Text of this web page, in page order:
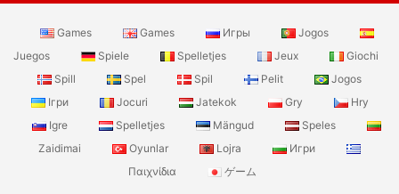
Games Games Игры
Jogos
Juegos
Spiele Spelletjes Jeux
Giochi
Spill
Spel Spil Pelit
Jogos
Ігри
Jocuri Jatekok Gry
Hry
Igre
Spelletjes Mängud
Speles
Zaidimai
Oyunlar Lojra
Игри
Παιχνίδια
ゲーム